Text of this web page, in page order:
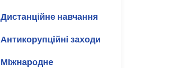
Дистанційне навчання
Антикорупційні заходи
Міжнародне